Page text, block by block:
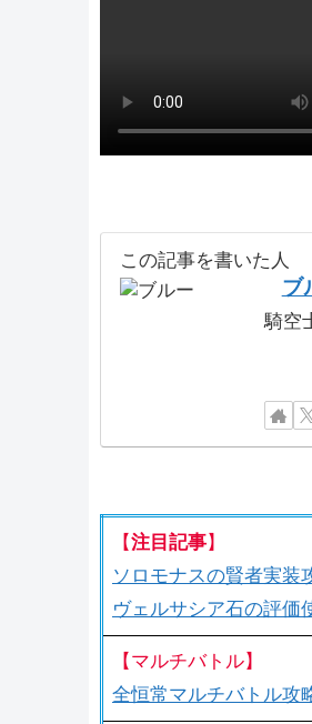
この記事を書いた人
ブ
騎空
【注目記事】
ソロモナスの賢者実装
ヴェルサシア石の評価
【マルチバトル】
全恒常マルチバトル攻